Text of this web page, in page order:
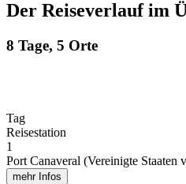
Der Reiseverlauf im
8 Tage, 5 Orte
Tag
Reisestation
1
Port Canaveral (Vereinigte Staaten
mehr Infos